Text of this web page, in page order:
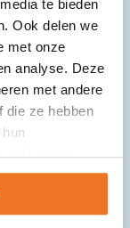
te bieden
Ook delen we
met onze
analyse. Deze
met andere
die ze hebben
met de
om
op)